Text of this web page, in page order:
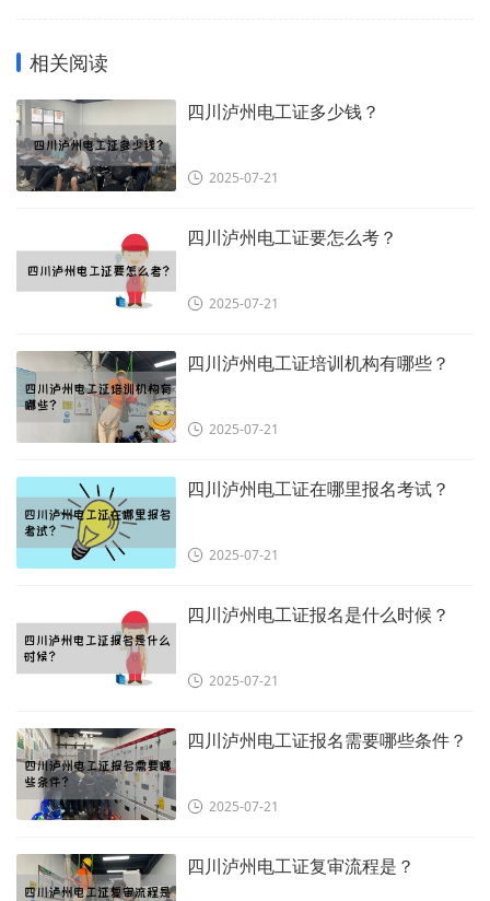
相关阅读
四川泸州电工证多少钱？
2025-07-21
四川泸州电工证要怎么考？
2025-07-21
四川泸州电工证培训机构有哪些？
2025-07-21
四川泸州电工证在哪里报名考试？
2025-07-21
四川泸州电工证报名是什么时候？
2025-07-21
四川泸州电工证报名需要哪些条件？
2025-07-21
四川泸州电工证复审流程是？